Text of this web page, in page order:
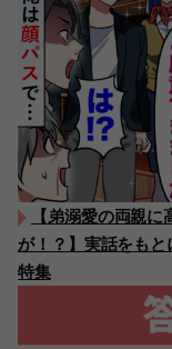
【弟溺愛の両親
が！？】実話をも
特集